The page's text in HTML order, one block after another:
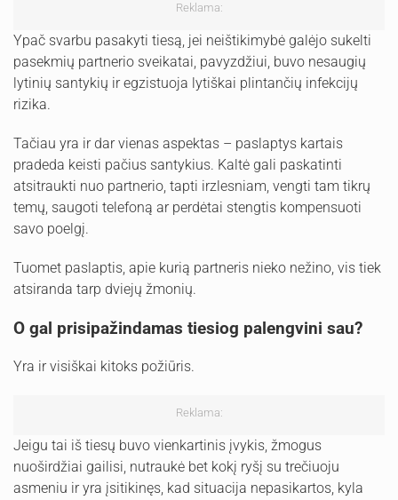
Reklama:
Ypač svarbu pasakyti tiesą, jei neištikimybė galėjo sukelti
pasekmių partnerio sveikatai, pavyzdžiui, buvo nesaugių
lytinių santykių ir egzistuoja lytiškai plintančių infekcijų
rizika.
Tačiau yra ir dar vienas aspektas – paslaptys kartais
pradeda keisti pačius santykius. Kaltė gali paskatinti
atsitraukti nuo partnerio, tapti irzlesniam, vengti tam tikrų
temų, saugoti telefoną ar perdėtai stengtis kompensuoti
savo poelgį.
Tuomet paslaptis, apie kurią partneris nieko nežino, vis tiek
atsiranda tarp dviejų žmonių.
O gal prisipažindamas tiesiog palengvini sau?
Yra ir visiškai kitoks požiūris.
Reklama:
Jeigu tai iš tiesų buvo vienkartinis įvykis, žmogus
nuoširdžiai gailisi, nutraukė bet kokį ryšį su trečiuoju
asmeniu ir yra įsitikinęs, kad situacija nepasikartos, kyla